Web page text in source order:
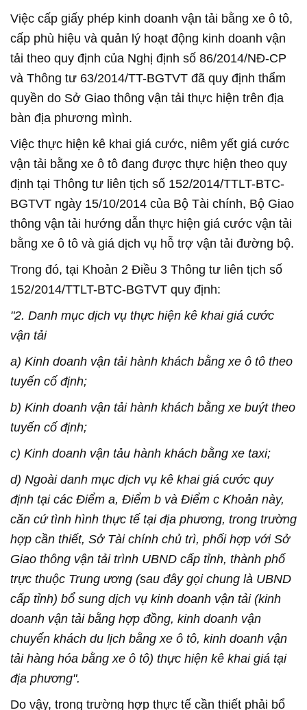
Việc cấp giấy phép kinh doanh vận tải bằng xe ô tô,
cấp phù hiệu và quản lý hoạt động kinh doanh vận
tải theo quy định của Nghị định số 86/2014/NĐ-CP
và Thông tư 63/2014/TT-BGTVT đã quy định thẩm
quyền do Sở Giao thông vận tải thực hiện trên địa
bàn địa phương mình.
Việc thực hiện kê khai giá cước, niêm yết giá cước
vận tải bằng xe ô tô đang được thực hiện theo quy
định tại Thông tư liên tịch số 152/2014/TTLT-BTC-
BGTVT ngày 15/10/2014 của Bộ Tài chính, Bộ Giao
thông vận tải hướng dẫn thực hiện giá cước vận tải
bằng xe ô tô và giá dịch vụ hỗ trợ vận tải đường bộ.
Trong đó, tại Khoản 2 Điều 3 Thông tư liên tịch số
152/2014/TTLT-BTC-BGTVT quy định:
"2. Danh mục dịch vụ thực hiện kê khai giá cước
vận tải
a) Kinh doanh vận tải hành khách bằng xe ô tô theo
tuyến cố định;
b) Kinh doanh vận tải hành khách bằng xe buýt theo
tuyến cố định;
c) Kinh doanh vận tảu hành khách bằng xe taxi;
d) Ngoài danh mục dịch vụ kê khai giá cước quy
định tại các Điểm a, Điểm b và Điểm c Khoản này,
căn cứ tình hình thực tế tại địa phương, trong trường
hợp cần thiết, Sở Tài chính chủ trì, phối hợp với Sở
Giao thông vận tải trình UBND cấp tỉnh, thành phố
trực thuộc Trung ương (sau đây gọi chung là UBND
cấp tỉnh) bổ sung dịch vụ kinh doanh vận tải (kinh
doanh vận tải bằng hợp đồng, kinh doanh vận
chuyển khách du lịch bằng xe ô tô, kinh doanh vận
tải hàng hóa bằng xe ô tô) thực hiện kê khai giá tại
địa phương".
Do vậy, trong trường hợp thực tế cần thiết phải bổ